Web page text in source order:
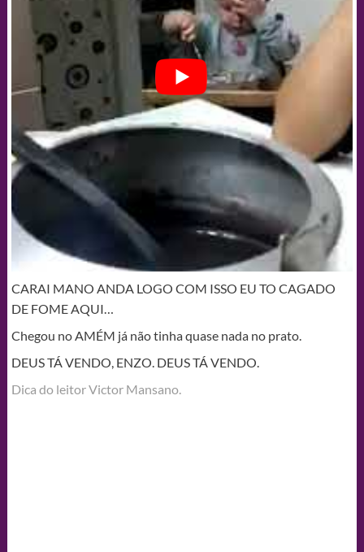
CARAI MANO ANDA LOGO COM ISSO EU TO CAGADO
DE FOME AQUI…
Chegou no AMÉM já não tinha quase nada no prato.
DEUS TÁ VENDO, ENZO. DEUS TÁ VENDO.
Dica do leitor Victor Mansano.